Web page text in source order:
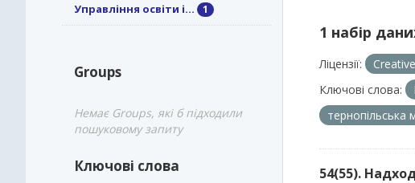
Управління освіти і... 1
Groups
Немає Groups, які б підходили
пошуковому запиту
Ключові слова
1 набір
Ліцензії:
Ключові слова:
тернопільська
54(55).